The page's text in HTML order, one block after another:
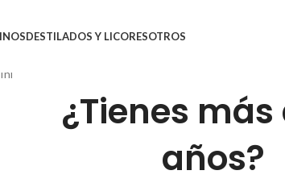
¿Tienes más
años?
DESTILADOS Y LICORESOTROS
Inicio